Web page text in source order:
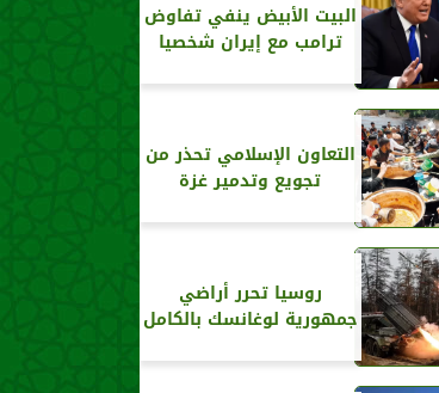
البيت الأبيض ينفي تفاوض
ترامب مع إيران شخصيا
التعاون الإسلامي تحذر من
تجويع وتدمير غزة
روسيا تحرر أراضي
جمهورية لوغانسك بالكامل